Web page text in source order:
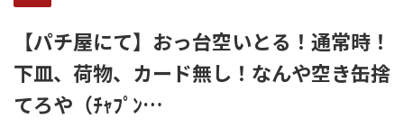
【パチ屋にて】おっ台空いとる！通常時！
下皿、荷物、カード無し！なんや空き缶捨
てろや（ﾁｬﾌﾟﾝ…